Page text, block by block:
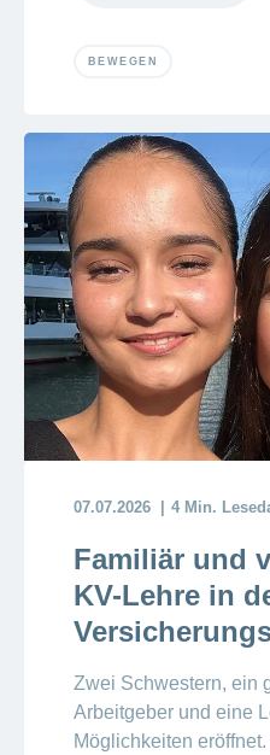
BEWEGEN
07.07.2026 4 Min.
Familiär und
KV-Lehre in
Zwei Schwestern, ein
Arbeitgeber und eine
Möglichkeiten